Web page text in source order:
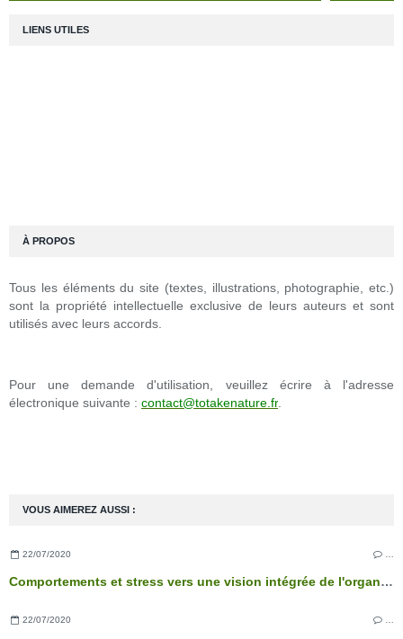
VOUS AIMEREZ AUSSI :
22/07/2020
Comportements et stress vers une vision intégrée de l'organisme
22/07/2020
LIENS UTILES
À PROPOS
Tous les éléments du site (textes, illustrations, photographie, etc.)
sont la propriété intellectuelle exclusive de leurs auteurs et sont
utilisés avec leurs accords.
Pour une demande d'utilisation, veuillez écrire à l'adresse
électronique suivante : contact@totakenature.fr